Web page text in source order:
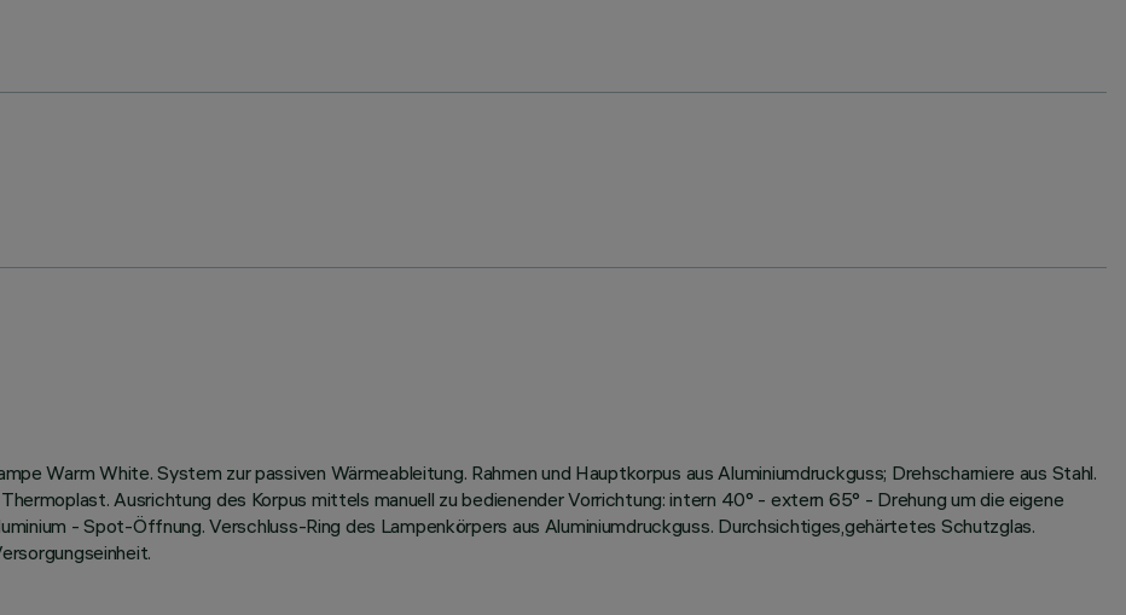
Warm White. System zur passiven Wärmeableitung. Rahmen und Hauptkorpus aus Aluminiumdruckguss; Drehscharniere aus Stahl.
Ausrichtung des Korpus mittels manuell zu bedienender Vorrichtung: intern 40° - extern 65° - Drehung um die eigene
- Spot-Öffnung. Verschluss-Ring des Lampenkörpers aus Aluminiumdruckguss. Durchsichtiges,gehärtetes Schutzglas.